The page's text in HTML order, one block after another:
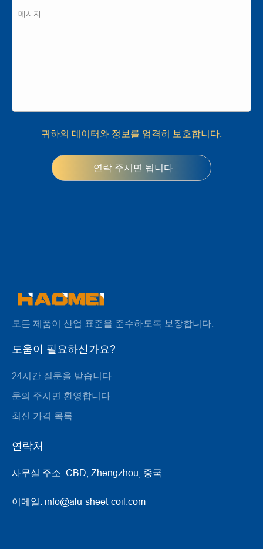
귀하의 데이터와 정보를 엄격히 보호합니다.
모든 제품이 산업 표준을 준수하도록 보장합니다.
도움이 필요하신가요?
24시간 질문을 받습니다.
문의 주시면 환영합니다.
최신 가격 목록.
연락처
사무실 주소: CBD, Zhengzhou, 중국
이메일: info@alu-sheet-coil.com